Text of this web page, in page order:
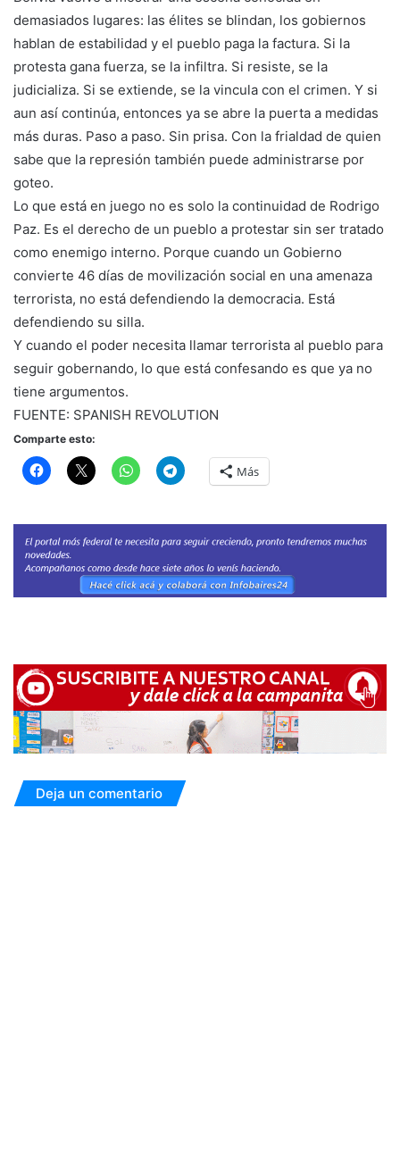
demasiados lugares: las élites se blindan, los gobiernos
hablan de estabilidad y el pueblo paga la factura. Si la
protesta gana fuerza, se la infiltra. Si resiste, se la
judicializa. Si se extiende, se la vincula con el crimen. Y si
aun así continúa, entonces ya se abre la puerta a medidas
más duras. Paso a paso. Sin prisa. Con la frialdad de quien
sabe que la represión también puede administrarse por
goteo.
Lo que está en juego no es solo la continuidad de Rodrigo
Paz. Es el derecho de un pueblo a protestar sin ser tratado
como enemigo interno. Porque cuando un Gobierno
convierte 46 días de movilización social en una amenaza
terrorista, no está defendiendo la democracia. Está
defendiendo su silla.
Y cuando el poder necesita llamar terrorista al pueblo para
seguir gobernando, lo que está confesando es que ya no
tiene argumentos.
FUENTE: SPANISH REVOLUTION
Comparte esto:
Más
Deja un comentario